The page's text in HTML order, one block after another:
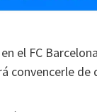
el FC
convencerle de